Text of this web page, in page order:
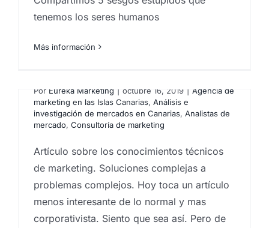
tenemos los seres humanos
Más información
Por Eureka Marketing | octubre 16, 2019 | Agencia de
marketing en las Islas Canarias, Análisis e
investigación de mercados en Canarias, Analistas de
mercado, Consultoría de marketing
Artículo sobre los conocimientos técnicos
de marketing. Soluciones complejas a
problemas complejos. Hoy toca un artículo
menos interesante de lo normal y mas
corporativista. Siento que sea así. Pero de